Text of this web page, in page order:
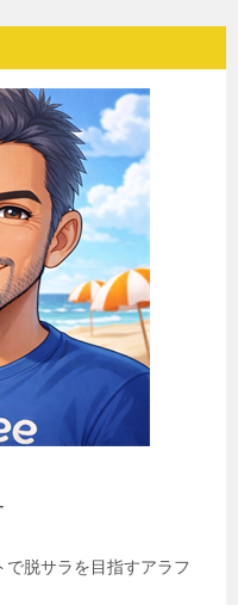
脱サラを目指すアラフ